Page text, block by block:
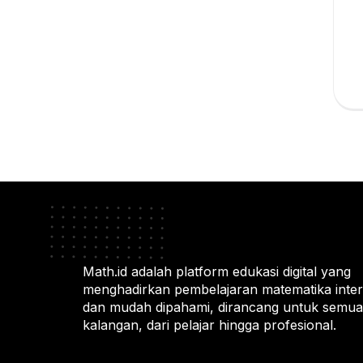
Math.id adalah platform edukasi digital yang
menghadirkan pembelajaran matematika
dan mudah dipahami, dirancang untuk semua
kalangan, dari pelajar hingga profesional.